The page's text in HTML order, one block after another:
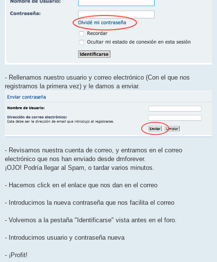
- Rellenamos nuestro usuario y correo electrónico (Con el que nos
registramos la primera vez) y le damos a enviar.
- Revisamos nuestra cuenta de correo, y entramos en el correo
electrónico que nos han enviado desde dmforever.
¡OJO! Podría llegar al Spam, o tardar varios minutos.
- Hacemos click en el enlace que nos dan en el correo
- Introducimos la nueva contraseña que nos facilita el correo
- Volvemos a la pestaña "Identificarse" vista antes en el foro.
- Introducimos usuario y contraseña nueva
- ¡Profit!